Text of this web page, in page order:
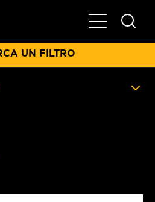
Menu
UN FILTRO